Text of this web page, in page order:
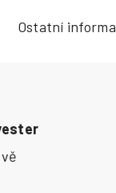
Ostatní